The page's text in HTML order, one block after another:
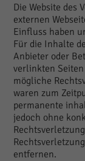
Die Website des
externen
Einfluss haben
Für die Inhalte
Anbieter oder
verlinkten
mögliche
waren zum
permanente
jedoch ohne
entfernen.